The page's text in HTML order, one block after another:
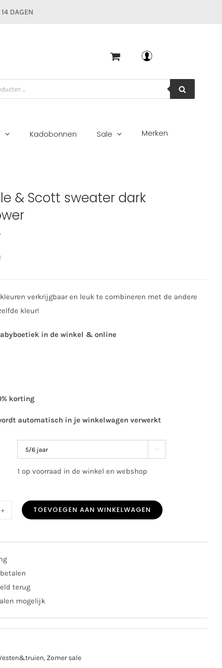
DAGEN
Kadobonnen Sale Merken
& Scott sweater dark
verkrijgbaar en leuk te combineren met de andere
kleur!
in de winkel & online
korting
automatisch in je winkelwagen verwerkt

1 op voorraad in de winkel en webshop
TOEVOEGEN AAN WINKELWAGEN
terug
mogelijk
, Zomer sale